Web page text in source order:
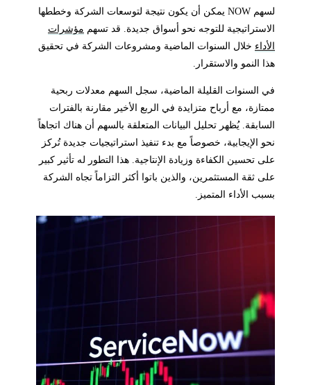
لسهم NOW يمكن أن يكون نتيجة لتوسعات الشركة وخططها
الاستراتيجية للتوجه نحو أسواق جديدة. قد تسهم مؤشرات
الأداءخلال السنوات الماضية ومشروعات الشركة في تحقيق
هذا النمو والاستقرار.
في السنوات القليلة الماضية، سجل السهم معدلات ربحية
ممتازة، مع أرباح متزايدة في الربع الأخير مقارنة بالفترات
السابقة. يُظهر تحليل البيانات المتعلقة بالسهم أن هناك اتجاهاً
نحو الإيجابية، خصوصاً مع بدء تنفيذ استراتيجيات جديدة تُركز
على تحسين الكفاءة وزيادة الإنتاجية. هذا التطور له تأثير كبير
على ثقة المستثمرين، والذين باتوا أكثر التزاماً تجاه الشركة
بسبب الأداء المتميز.